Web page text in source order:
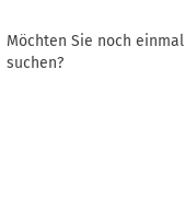
Marken & Hersteller
Möchten Sie noch einmal
suchen?